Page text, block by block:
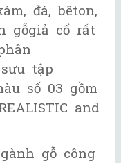
đá, bêton,
gỗgiả cổ rất
tập
số 03 gồm
and
gỗ công